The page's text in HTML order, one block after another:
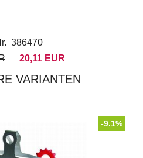
386470
20,11 EUR
VARIANTEN
-9.1%